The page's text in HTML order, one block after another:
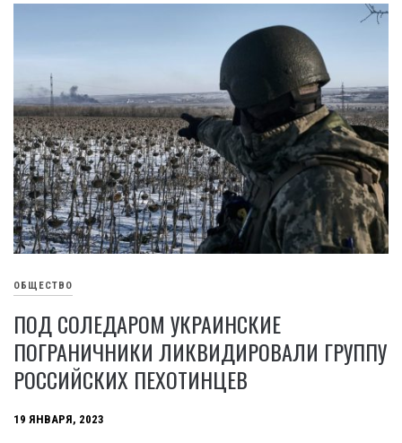
ОБЩЕСТВО
ПОД СОЛЕДАРОМ УКРАИНСКИЕ
ПОГРАНИЧНИКИ ЛИКВИДИРОВАЛИ ГРУППУ
РОССИЙСКИХ ПЕХОТИНЦЕВ
19 ЯНВАРЯ, 2023